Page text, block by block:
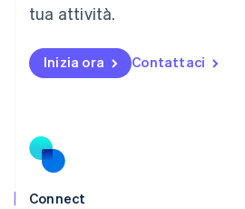
tua attività.
Inizia ora Contattaci
Connect
Norvegia
Nuova Zelanda
English
Paesi Bassi
Portogallo
Português
RAS di Hong Kong, Cina